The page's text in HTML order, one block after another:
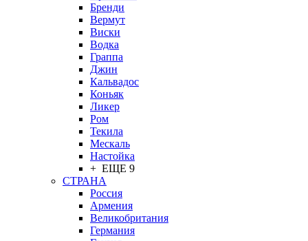
Бренди
Вермут
Виски
Водка
Граппа
Джин
Кальвадос
Коньяк
Ликер
Ром
Текила
Мескаль
Настойка
+ ЕЩЕ 9
СТРАНА
Россия
Армения
Великобритания
Германия